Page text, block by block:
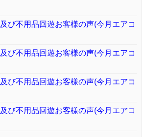
び不用品回遊お客様の声(今月エアコ
び不用品回遊お客様の声(今月エアコ
び不用品回遊お客様の声(今月エアコ
び不用品回遊お客様の声(今月エアコ